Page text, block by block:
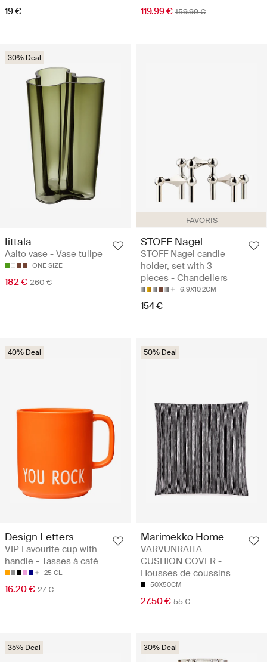
19 € 119.99 € 159.99 €
30% Deal
Iittala
Aalto vase - Vase tulipe
ONE SIZE
182 € 260 €
FAVORIS
STOFF Nagel
STOFF Nagel candle
holder, set with 3
pieces - Chandeliers
6.9X10.2CM
154 €
40% Deal
Design Letters
VIP Favourite cup with
handle - Tasses à café
25 CL
16.20 € 27 €
50% Deal
Marimekko Home
VARVUNRAITA
CUSHION COVER -
Housses de coussins
50X50CM
27.50 € 55 €
35% Deal 30% Deal